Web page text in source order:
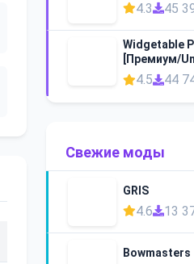
4.3 45
Widgetable
[Премиум/
4.5 44
Свежие моды
GRIS
4.6 13
Bowmasters